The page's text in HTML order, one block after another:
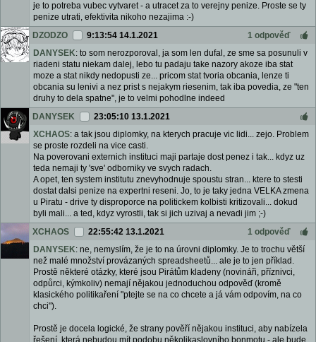
je to potreba vubec vytvaret - a utracet za to verejny penize. Proste se ty
penize utrati, efektivita nikoho nezajima :-)
DZODZO
9:13:54 14.1.2021
1 odpověď
DANYSEK: to som nerozporoval, ja som len dufal, ze sme sa posunuli v
riadeni statu niekam dalej, lebo tu padaju take nazory akoze iba stat
moze a stat nikdy nedopusti ze... pricom stat tvoria obcania, lenze ti
obcania su lenivi a nez prist s nejakym riesenim, tak iba povedia, ze "ten
druhy to dela spatne", je to velmi pohodlne indeed
DANYSEK
23:05:10 13.1.2021
XCHAOS: a tak jsou diplomky, na kterych pracuje vic lidi... zejo. Problem
se proste rozdeli na vice casti.
Na poverovani externich instituci maji partaje dost penez i tak... kdyz uz
teda nemaji ty 'sve' odborniky ve svych radach.
A opet, ten system institutu znevyhodnuje spoustu stran... ktere to stesti
dostat dalsi penize na expertni reseni. Jo, to je taky jedna VELKA zmena
u Piratu - drive ty disproporce na politickem kolbisti kritizovali... dokud
byli mali... a ted, kdyz vyrostli, tak si jich uzivaj a nevadi jim ;-)
XCHAOS
22:55:42 13.1.2021
1 odpověď
DANYSEK: ne, nemyslím, že je to na úrovni diplomky. Je to trochu větší
než malé množství provázaných spreadsheetů... ale je to jen příklad.
Prostě některé otázky, které jsou Pirátům kladeny (novináři, příznivci,
odpůrci, kýmkoliv) nemají nějakou jednoduchou odpověď (kromě
klasického politikaření "ptejte se na co chcete a já vám odpovím, na co
chci").
Prostě je docela logické, že strany pověří nějakou instituci, aby nabízela
řešení, která nebudou mít podobu několikaslovního bonmotu - ale bude